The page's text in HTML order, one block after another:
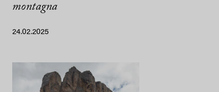
montagna
24.02.2025